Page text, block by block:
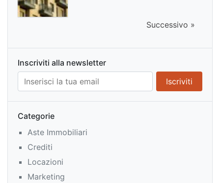
Successivo »
Inscriviti alla newsletter
Categorie
Aste Immobiliari
Crediti
Locazioni
Marketing